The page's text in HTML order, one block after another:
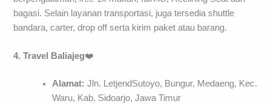
bagasi. Selain layanan transportasi, juga tersedia shuttle
bandara, carter, drop off serta kirim paket atau barang.
4. Travel Baliajeg❤️
Alamat: Jln. LetjendSutoyo, Bungur, Medaeng, Kec.
Waru, Kab. Sidoarjo, Jawa Timur